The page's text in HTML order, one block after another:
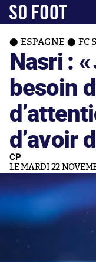
ESPAGNE FC
Nasri : «
besoin
d’avoir
CP
LE MARDI 22